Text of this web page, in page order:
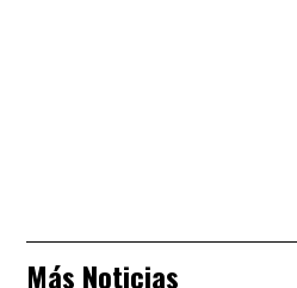
Más Noticias